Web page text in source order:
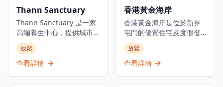
Thann Sanctuary
Thann Sanctuary 是一家
高端養生中心，提供城市
中心的寧靜避風港。受到
自然元素和亞洲療癒傳統
的啟發，它提供一系列旨
放鬆
查看詳情
香港黃金海岸
香港黃金海岸是位於新界
屯門的優質住宅及度假發
展項目。建於1990年代初
的填海地上，這個海濱社
區設有豪華住宅大廈、酒
放鬆
查看詳情